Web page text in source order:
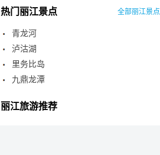
热门丽江景点 全部丽江景点
青龙河
泸沽湖
里务比岛
九鼎龙潭
丽江旅游推荐